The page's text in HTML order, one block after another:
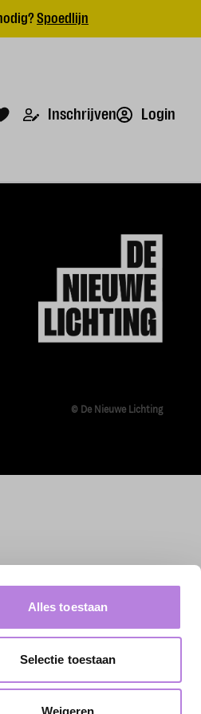
Alles toestaan
Selectie toestaan
Weigeren
Spoedlijn
Inschrijven Login
© De Nieuwe Lichting